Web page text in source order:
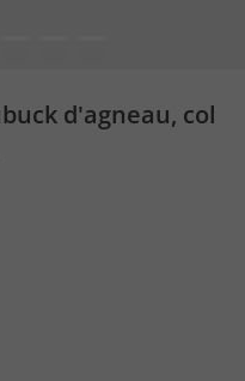
d'agneau, col